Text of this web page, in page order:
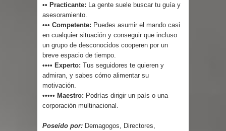
•• Practicante: La gente suele buscar tu guía y
asesoramiento.
••• Competente: Puedes asumir el mando casi
en cualquier situación y conseguir que incluso
un grupo de desconocidos cooperen por un
breve espacio de tiempo.
•••• Experto: Tus seguidores te quieren y
admiran, y sabes cómo alimentar su
motivación.
••••• Maestro: Podrías dirigir un país o una
corporación multinacional.
Poseído por: Demagogos, Directores,